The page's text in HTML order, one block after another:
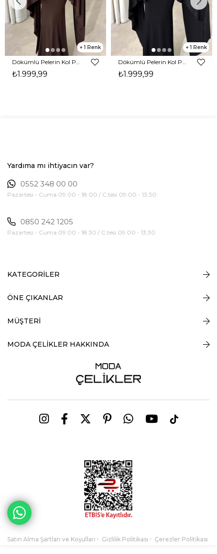
1
₺1.999,99
1
₺1.999,99
Yardıma mı ihtiyacın var?
0552 348 00 00
Pazartesi - Cuma 09:00 - 18:00 / C.tesi 09:00 - 13:30
0850 242 1205
Pazartesi - Cuma 09:00 - 18:30 / C.tesi 09:00 - 13:30
KATEGORİLER
ÖNE ÇIKANLAR
MÜŞTERİ
MODA ÇELİKLER HAKKINDA
Satın Alma Şartları ve Koşulları Gizlilik Politikası Çerezler Politikası